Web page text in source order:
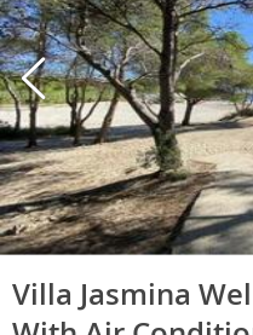
Villa Jasmina